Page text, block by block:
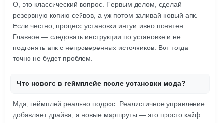
О, это классический вопрос. Первым делом, сделай
резервную копию сейвов, а уж потом заливай новый апк.
Если честно, процесс установки интуитивно понятен.
Главное — следовать инструкции по установке и не
подгонять апк с непроверенных источников. Вот тогда
точно не будет проблем.
Что нового в геймплейе после установки мода?
Мда, геймплей реально подрос. Реалистичное управление
добавляет драйва, а новые маршруты — это просто кайф.